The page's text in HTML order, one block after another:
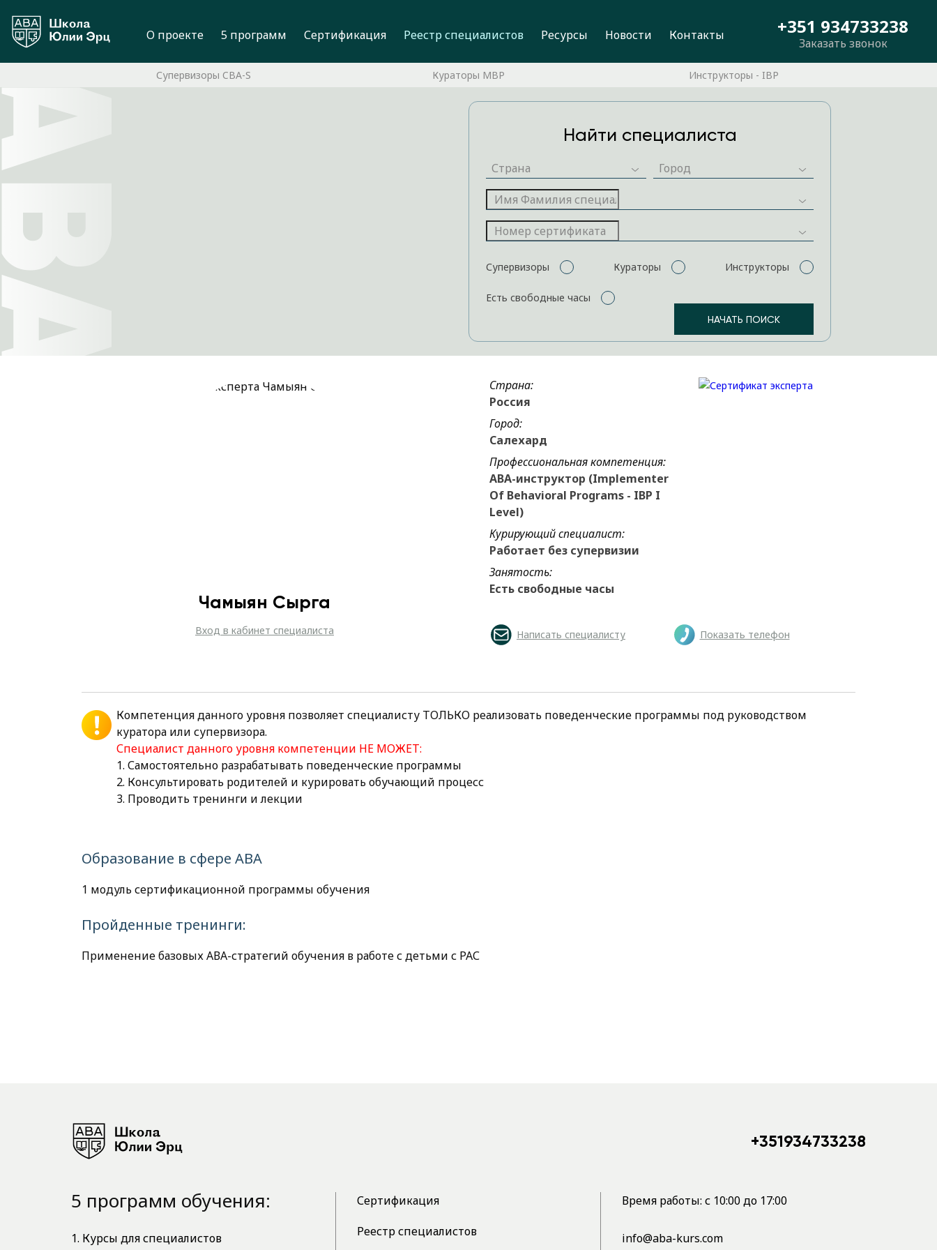
О проекте 5 программ Сертификация Реестр специалистов Ресурсы Новости Контакты +351 934733238
Заказать звонок
Супервизоры CBA-S Кураторы MBP Инструкторы - IBP
Найти специалиста
Супервизоры Кураторы Инструкторы
Есть свободные часы
Чамыян Сырга
Вход в кабинет специалиста
Страна:
Россия
Город:
Салехард
Профессиональная компетенция:
ABA-инструктор (Implementer
Of Behavioral Programs - IBP I
Level)
Курирующий специалист:
Работает без супервизии
Занятость:
Есть свободные часы
Написать специалисту Показать телефон
Компетенция данного уровня позволяет специалисту ТОЛЬКО реализовать поведенческие программы под руководством
куратора или супервизора.
Специалист данного уровня компетенции НЕ МОЖЕТ:
1. Самостоятельно разрабатывать поведенческие программы
2. Консультировать родителей и курировать обучающий процесс
3. Проводить тренинги и лекции
Образование в сфере АВА
1 модуль сертификационной программы обучения
Пройденные тренинги:
Применение базовых АВА-стратегий обучения в работе с детьми с РАС
+351934733238
5 программ обучения:
1. Курсы для специалистов
Сертификация
Реестр специалистов
Время работы: с 10:00 до 17:00
info@aba-kurs.com